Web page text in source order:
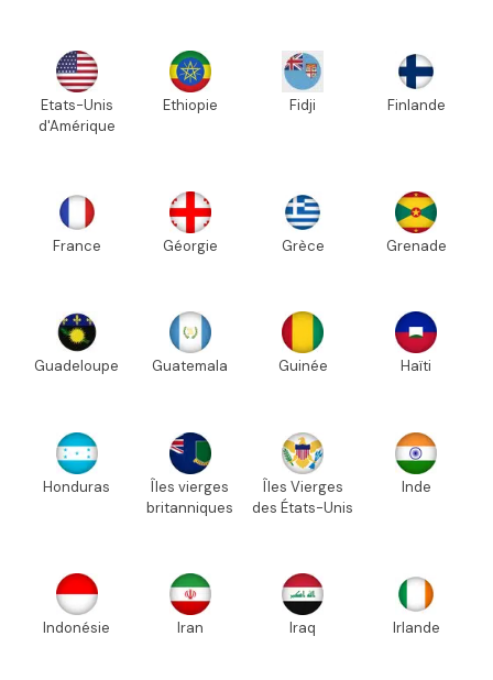
Etats-Unis
d'Amérique
Ethiopie Fidji Finlande
France Géorgie Grèce Grenade
Guadeloupe Guatemala Guinée Haïti
Honduras
Îles vierges
britanniques
Îles Vierges
des États-Unis
Inde
Indonésie Iran Iraq Irlande